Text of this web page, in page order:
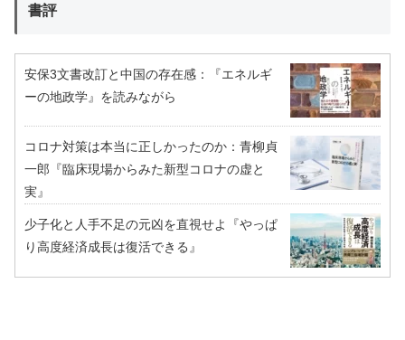
書評
安保3文書改訂と中国の存在感：『エネルギ
ーの地政学』を読みながら
コロナ対策は本当に正しかったのか：青柳貞
一郎『臨床現場からみた新型コロナの虚と
実』
少子化と人手不足の元凶を直視せよ『やっぱ
り高度経済成長は復活できる』